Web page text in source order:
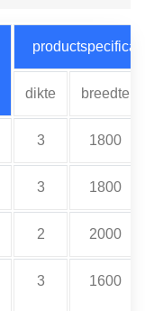
dikte breedte
3 1800
3 1800
2 2000
3 1600